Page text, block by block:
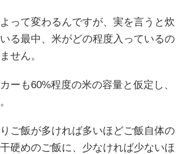
って変わるんですが、実を言うと炊
る最中、米がどの程度入っているの
せん。
ーも60%程度の米の容量と仮定し、
ご飯が多ければ多いほどご飯自体の
硬めのご飯に、少なければ少ないほ